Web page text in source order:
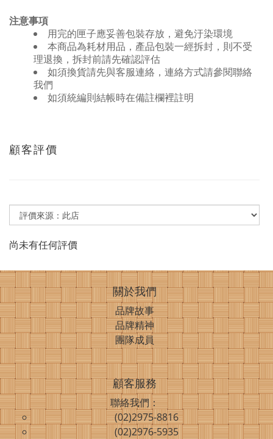
注意事項
用完的匣子應妥善包裝存放，避免汙染環境
本商品為耗材用品，產品包裝一經拆封，則不受
理退換，拆封前請先確認評估
如須換貨請先與客服連絡，連絡方式請參閱聯絡
我們
如須統編則結帳時在備註欄裡註明
顧客評價
尚未有任何評價
關於我們
品牌故事
品牌精神
團隊成員
顧客服務
聯絡我們：
(02)2975-8816
(02)2976-5935